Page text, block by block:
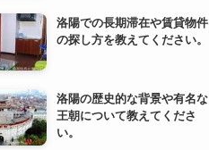
洛陽での長期滞在や賃貸物件
の探し方を教えてください。
洛陽の歴史的な背景や有名な
王朝について教えてくださ
い。